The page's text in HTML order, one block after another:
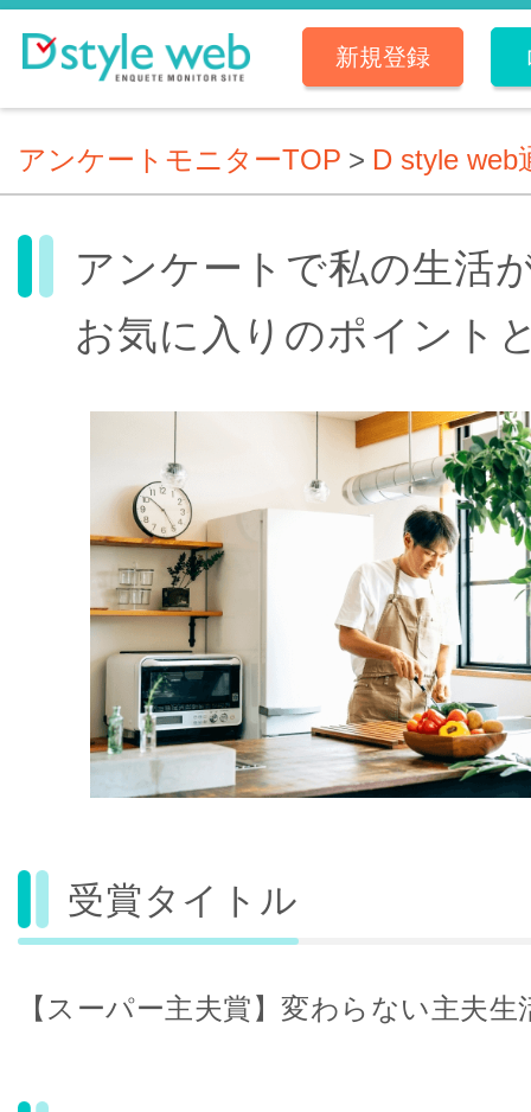
新規登録
アンケートモニターTOP > D style web
アンケートで私の生活
お気に入りのポイント
受賞タイトル
【スーパー主夫賞】変わらない主夫